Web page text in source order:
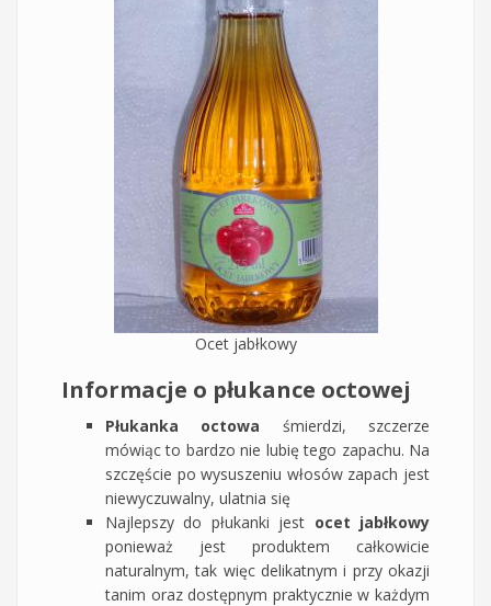
Ocet jabłkowy
Informacje o płukance octowej
Płukanka octowa śmierdzi, szczerze
mówiąc to bardzo nie lubię tego zapachu. Na
szczęście po wysuszeniu włosów zapach jest
niewyczuwalny, ulatnia się
Najlepszy do płukanki jest ocet jabłkowy
ponieważ jest produktem całkowicie
naturalnym, tak więc delikatnym i przy okazji
tanim oraz dostępnym praktycznie w każdym